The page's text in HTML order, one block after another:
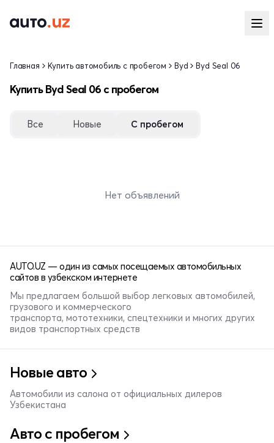
Главная Купить автомобиль с пробегом Byd Byd Seal 06
Купить Byd Seal 06 с пробегом
Все Новые С пробегом
Нет объявлений
AUTO.UZ — один из самых посещаемых автомобильных
сайтов в узбекском интернете
Мы предлагаем большой выбор легковых автомобилей,
грузового и коммерческого
транспорта, мототехники, спецтехники и многих других
видов транспортных средств
Новые авто
Автомобили из салона от официальных дилеров
Узбекистана
Авто с пробегом